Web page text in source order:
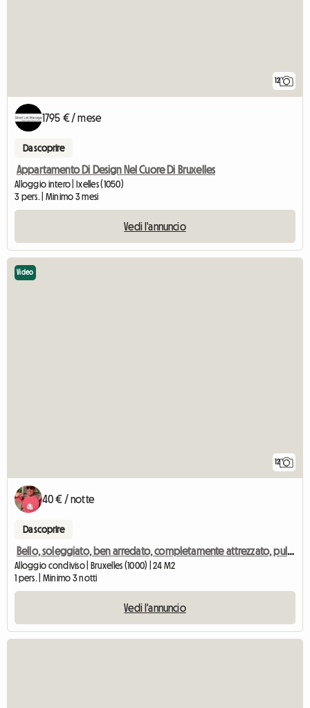
12
1795 € / mese
Da scoprire
Appartamento Di Design Nel Cuore Di Bruxelles
Alloggio intero | Ixelles (1050)
3 pers. | Minimo 3 mesi
Vedi l'annuncio
12
Video
40 € / notte
Da scoprire
Bello, soleggiato, ben arredato, completamente attrezzato, pulito
Alloggio condiviso | Bruxelles (1000) | 24 M2
1 pers. | Minimo 3 notti
Vedi l'annuncio